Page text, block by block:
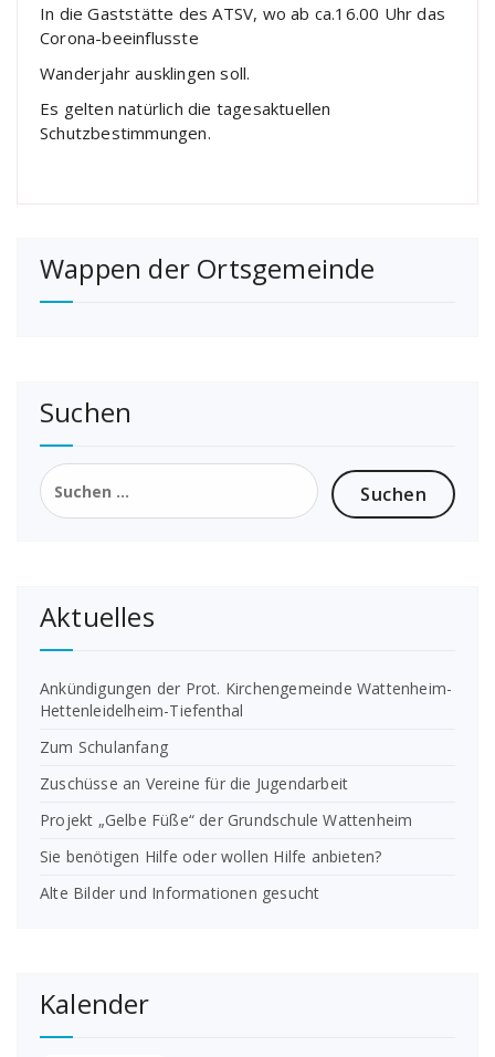
In die Gaststätte des ATSV, wo ab ca.16.00 Uhr das
Corona-beeinflusste
Wanderjahr ausklingen soll.
Es gelten natürlich die tagesaktuellen
Schutzbestimmungen.
Wappen der Ortsgemeinde
Suchen
Suchen
nach:
Aktuelles
Ankündigungen der Prot. Kirchengemeinde Wattenheim-
Hettenleidelheim-Tiefenthal
Zum Schulanfang
Zuschüsse an Vereine für die Jugendarbeit
Projekt „Gelbe Füße“ der Grundschule Wattenheim
Sie benötigen Hilfe oder wollen Hilfe anbieten?
Alte Bilder und Informationen gesucht
Kalender